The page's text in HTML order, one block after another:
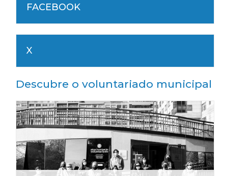
FACEBOOK
X
Descubre o voluntariado municipal